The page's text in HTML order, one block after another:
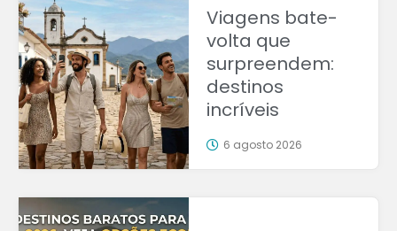
Viagens bate-
volta que
surpreendem:
destinos
incríveis
6 agosto 2026